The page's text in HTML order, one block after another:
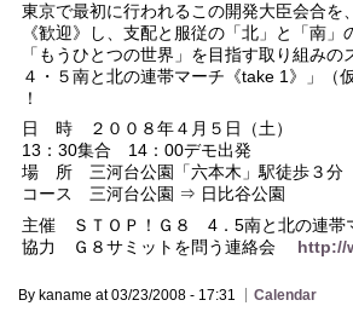
東京で最初に行われるこの開発大臣会合
《歓迎》し、支配と服従の「北」と「南
「もうひとつの世界」を目指す取り組み
４・５南と北の連帯マーチ《take 1》」（
！
日 時 ２００８年４月５日（土）
13：30集合 14：00デモ出発
場 所 三河台公園「六本木」駅徒歩３分
コース 三河台公園 ⇒ 日比谷公園
主催 ＳＴＯＰ！Ｇ８ 4．5南と北の連帯
協力 Ｇ８サミットを問う連絡会 http://
By kaname at 03/23/2008 - 17:31 Calendar